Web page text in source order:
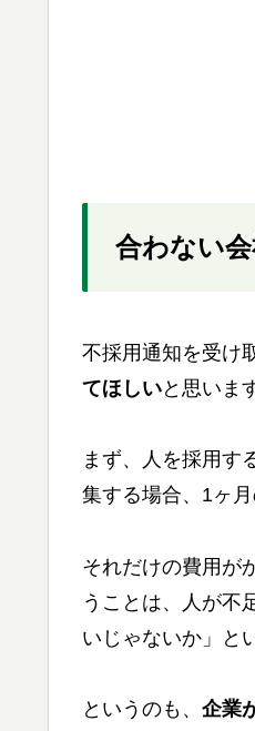
合わない
不採用通知を受け
てほしいと思いま
まず、人を採用す
集する場合、1ヶ
それだけの費用が
うことは、人が不
いじゃないか」と
というのも、 企業